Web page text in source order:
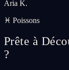
Aria K.
♓ Poissons
Prête à
?